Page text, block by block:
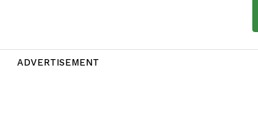
ADVERTISEMENT